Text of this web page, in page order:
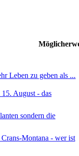
Leben zu geben als ...
August - das
sondern die
Montana - wer ist